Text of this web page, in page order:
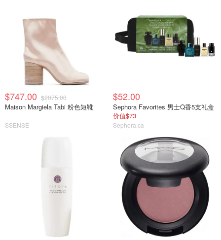
$747.00 $2075.00
Maison Margiela Tabi 粉色短靴
SSENSE
$52.00
Sephora Favorites 男士Q香5支礼盒
价值$73
Sephora.ca